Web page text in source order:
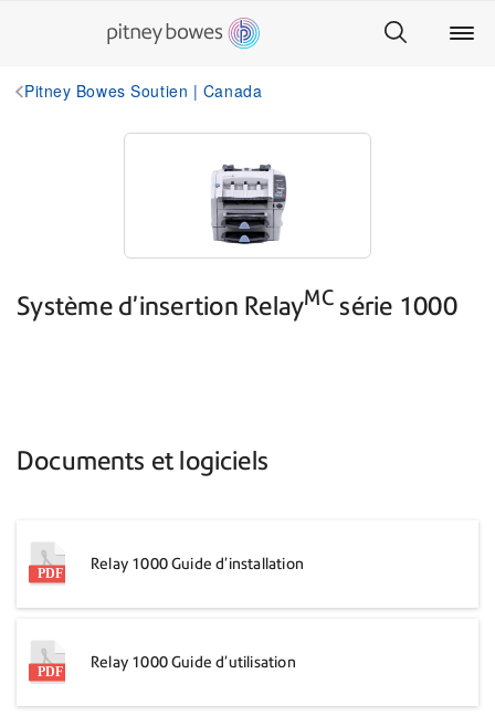
Pitney Bowes Soutien | Canada
Système d’insertion RelayMC série 1000
Documents et logiciels
Relay 1000 Guide d’installation
Relay 1000 Guide d’utilisation